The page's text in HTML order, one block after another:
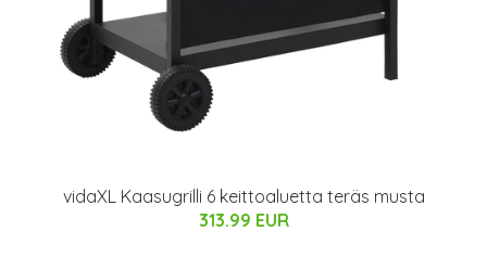
vidaXL Kaasugrilli 6 keittoaluetta teräs musta
313.99 EUR